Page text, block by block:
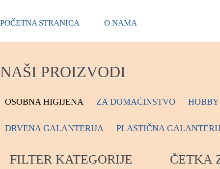
POČETNA STRANICA O NAMA
NAŠI PROIZVODI
OSOBNA HIGIJENA ZA DOMAĆINSTVO
DRVENA GALANTERIJA PLASTIČNA
FILTER KATEGORIJE ČETKA